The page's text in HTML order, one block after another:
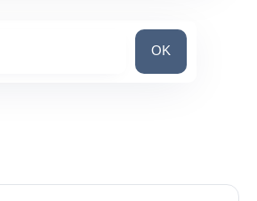
国を検索
OK